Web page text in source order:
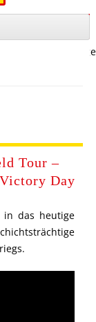
Tour –
Day
in das heutige